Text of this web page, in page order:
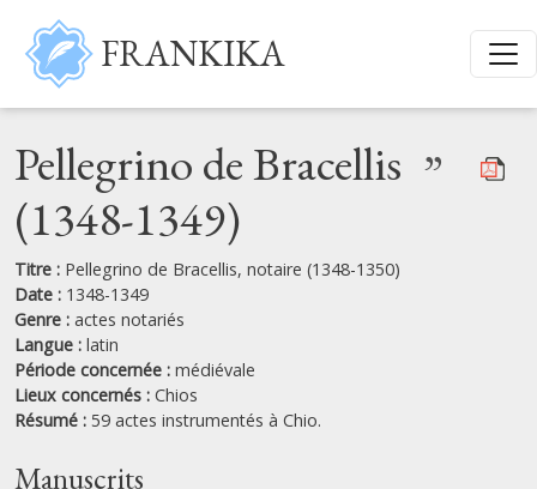
Aller au contenu principal
FRANKIKA
Pellegrino de Bracellis
(1348-1349)
”
Titre : Pellegrino de Bracellis, notaire (1348-1350)
Date : 1348-1349
Genre : actes notariés
Langue : latin
Période concernée : médiévale
Lieux concernés : Chios
Résumé : 59 actes instrumentés à Chio.
Manuscrits